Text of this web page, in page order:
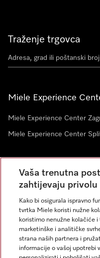
Traženje trgovca
Miele Experience
Miele Experience Center
Miele Experience Center
Newsletter
Vaša trenutna
zahtijevaju privolu
Kako bi osigurala ispravno
tvrtka Miele koristi nužne
koristimo nenužne kolačiće
marketinške i analitičke
strana naših partnera i
informacije o vašoj upotrebi